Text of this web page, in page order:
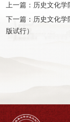
上一篇：历史文化
下一篇：历史文化
版试行）